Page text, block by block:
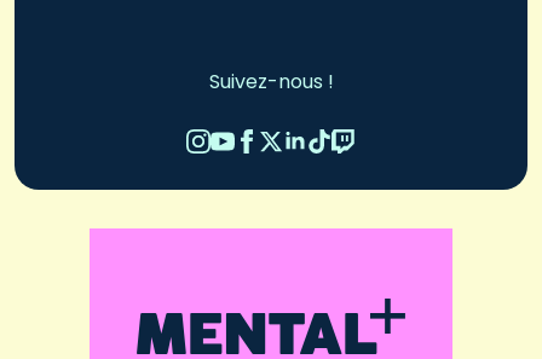
Suivez-nous !